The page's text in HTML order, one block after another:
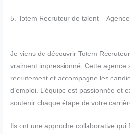
5. Totem Recruteur de talent –
Je viens de découvrir Totem
vraiment impressionné. Cette agence
recrutement et accompagne les
d’emploi. L’équipe est passionnée et
soutenir chaque étape de votre
Ils ont une approche collaborative